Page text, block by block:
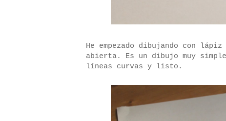
He empezado dibujando con
abierta. Es un dibujo muy
líneas curvas y listo.